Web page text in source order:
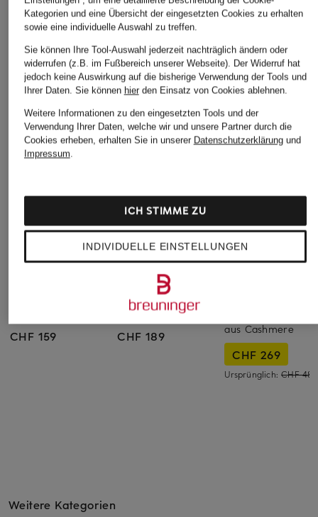
CHF 159
Calvin Klein
Etuikleid
CHF 189
aus Cashmere
CHF 269
Ursprünglich:CHF 489
Weitere Kategorien
Kategorien und eine Übersicht der eingesetzten Cookies zu erhalten
sowie eine individuelle Auswahl zu treffen.
Sie können Ihre Tool-Auswahl jederzeit nachträglich ändern oder
widerrufen (z.B. im Fußbereich unserer Webseite). Der Widerruf hat
jedoch keine Auswirkung auf die bisherige Verwendung der Tools und
Ihrer Daten. Sie können hierden Einsatz von Cookies ablehnen.
Weitere Informationen zu den eingesetzten Tools und der
Verwendung Ihrer Daten, welche wir und unsere Partner durch die
Cookies erheben, erhalten Sie in unserer Datenschutzerklärungund
Impressum.
INDIVIDUELLE EINSTELLUNGEN
ICH STIMME ZU